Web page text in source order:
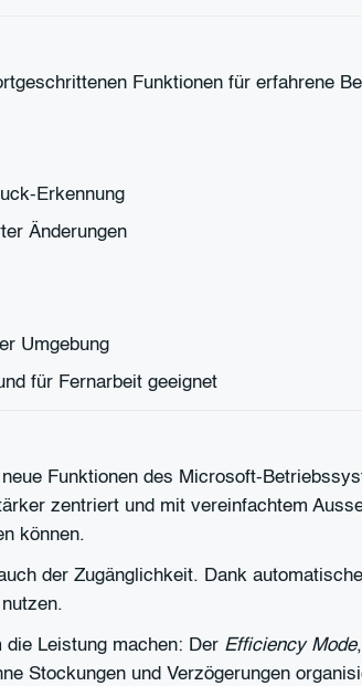
Funktionen für erfahrene
Erkennung
Änderungen
Umgebung
für Fernarbeit geeignet
Funktionen des Microsoft-
zentriert und mit vereinfachtem
können.
der Zugänglichkeit. Dank
Leistung machen: Der Efficiency Mode
Stockungen und Verzögerungen